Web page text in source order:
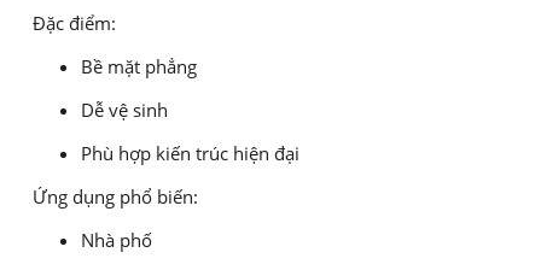
Đặc điểm:
Bề mặt phẳng
Dễ vệ sinh
Phù hợp kiến trúc hiện đại
Ứng dụng phổ biến:
Nhà phố